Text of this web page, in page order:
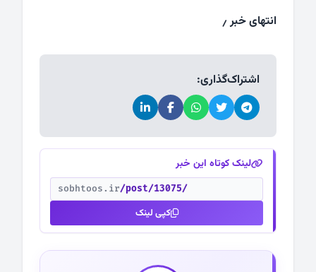
انتهای خبر ٫
اشتراک‌گذاری:
لینک کوتاه این خبر
sobhtoos.ir/post/13075/
کپی لینک